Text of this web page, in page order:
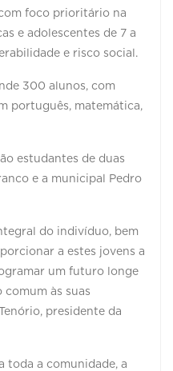
foco prioritário na
e adolescentes de 7 a
e risco social.
300 alunos, com
português, matemática,
estudantes de duas
e a municipal Pedro
do indivíduo, bem
a estes jovens a
um futuro longe
comum às suas
presidente da
toda a comunidade, a